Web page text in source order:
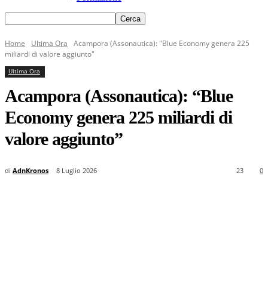
Home Ultima Ora
Acampora (Assonautica): "Blue Economy genera 225
miliardi di valore aggiunto"
Ultima Ora
Acampora (Assonautica): “Blue
Economy genera 225 miliardi di
valore aggiunto”
di AdnKronos 8 Luglio 2026 0
23